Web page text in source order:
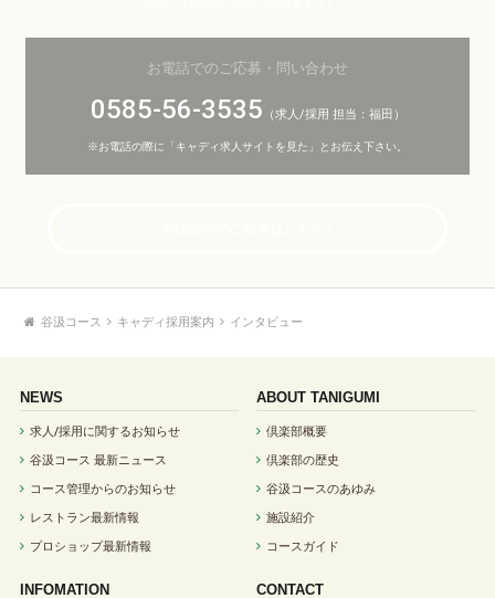
お電話でのご応募・問い合わせ
0585-56-3535 （求人/採用 担当：福田）
※お電話の際に「キャディ求人サイトを見た」とお伝え下さい。
谷汲コース キャディ採用案内 インタビュー
NEWS
求人/採用に関するお知らせ
谷汲コース 最新ニュース
コース管理からのお知らせ
レストラン最新情報
プロショップ最新情報
ABOUT TANIGUMI
倶楽部概要
倶楽部の歴史
谷汲コースのあゆみ
施設紹介
コースガイド
INFOMATION CONTACT